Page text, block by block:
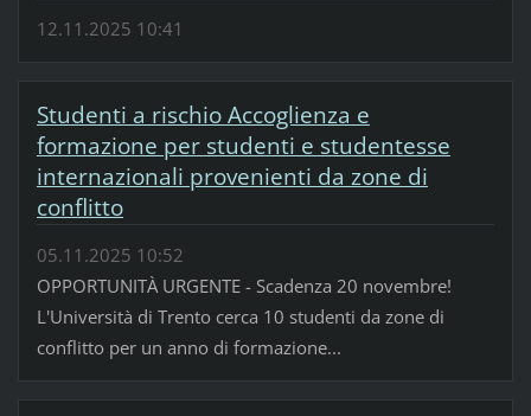
12.11.2025 10:41
Studenti a rischio Accoglienza e
formazione per studenti e studentesse
internazionali provenienti da zone di
conflitto
05.11.2025 10:52
OPPORTUNITÀ URGENTE - Scadenza 20 novembre!
L'Università di Trento cerca 10 studenti da zone di
conflitto per un anno di formazione...